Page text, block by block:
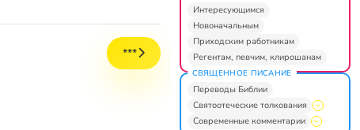
***
Интересующимся
Новоначальным
Приходским работникам
Регентам, певчим, клирошанам
СВЯЩЕННОЕ ПИСАНИЕ
Переводы Библии
Святоотеческие толкования
Современные комментарии